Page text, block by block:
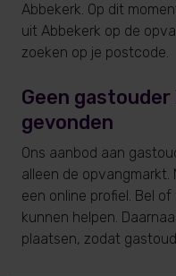
Abbekerk. Op dit
uit Abbekerk op de
zoeken op je postcode.
Geen gastouder
gevonden
Ons aanbod aan
alleen de
een online profiel. Bel
kunnen helpen.
plaatsen, zodat